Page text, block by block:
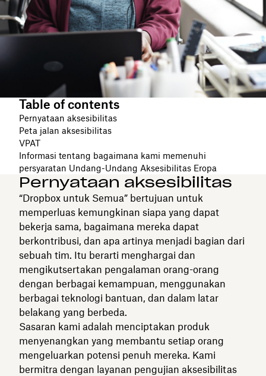
Table of contents
Pernyataan aksesibilitas
Peta jalan aksesibilitas
VPAT
Informasi tentang bagaimana kami memenuhi
persyaratan Undang-Undang Aksesibilitas Eropa
Pernyataan aksesibilitas
“Dropbox untuk Semua” bertujuan untuk
memperluas kemungkinan siapa yang dapat
bekerja sama, bagaimana mereka dapat
berkontribusi, dan apa artinya menjadi bagian dari
sebuah tim. Itu berarti menghargai dan
mengikutsertakan pengalaman orang-orang
dengan berbagai kemampuan, menggunakan
berbagai teknologi bantuan, dan dalam latar
belakang yang berbeda.
Sasaran kami adalah menciptakan produk
menyenangkan yang membantu setiap orang
mengeluarkan potensi penuh mereka. Kami
bermitra dengan layanan pengujian aksesibilitas